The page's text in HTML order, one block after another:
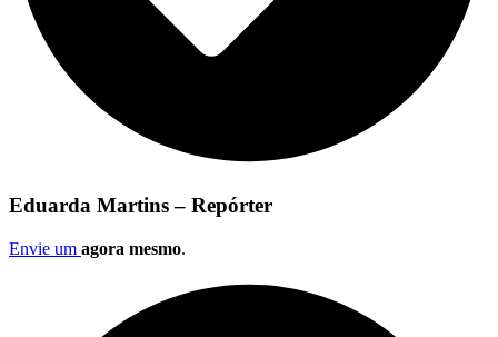
Eduarda Martins – Repórter
Envie um agora mesmo.